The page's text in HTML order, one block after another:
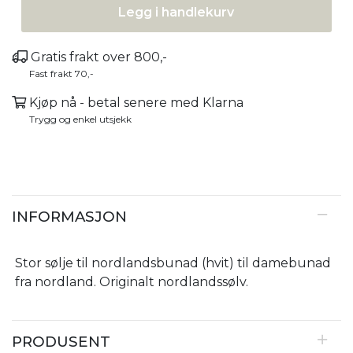
Legg i handlekurv
Gratis frakt over 800,-
Fast frakt 70,-
Kjøp nå - betal senere med Klarna
Trygg og enkel utsjekk
INFORMASJON
Stor sølje til nordlandsbunad (hvit) til damebunad
fra nordland. Originalt nordlandssølv.
PRODUSENT